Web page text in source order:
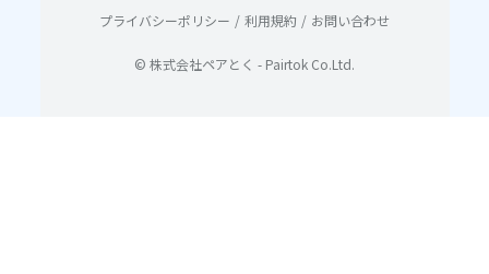
プライバシーポリシー / 利用規約 / お問い合わせ
© 株式会社ペアとく - Pairtok Co.Ltd.